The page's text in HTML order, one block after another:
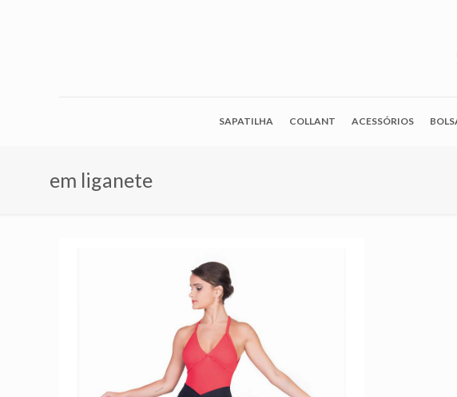
SAPATILHA COLLANT ACESSÓRIOS
em liganete